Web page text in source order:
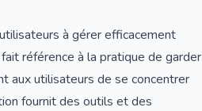
à gérer efficacement
référence à la pratique de garder
aux utilisateurs de se concentrer
fournit des outils et des